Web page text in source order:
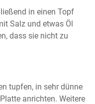
in einen Topf
Salz und etwas Öl
dass sie nicht zu
tupfen, in sehr dünne
anrichten. Weitere